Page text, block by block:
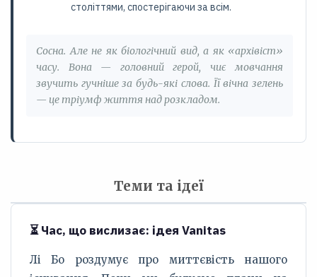
століттями, спостерігаючи за всім.
Сосна. Але не як біологічний вид, а як «архівіст»
часу. Вона — головний герой, чиє мовчання
звучить гучніше за будь-які слова. Її вічна зелень
— це тріумф життя над розкладом.
Теми та ідеї
⏳ Час, що вислизає: ідея Vanitas
Лі Бо роздумує про миттєвість нашого